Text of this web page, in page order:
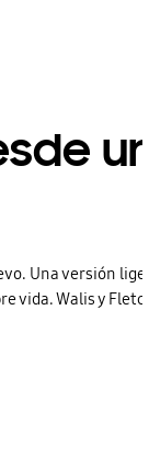
Una versión
vida. Walis y